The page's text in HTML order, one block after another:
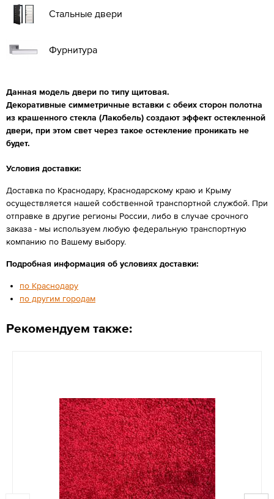
Стальные двери
Фурнитура
Данная модель двери по типу щитовая.
Декоративные симметричные вставки с обеих сторон полотна
из крашенного стекла (Лакобель) создают эффект остекленной
двери, при этом свет через такое остекление проникать не
будет.
Условия доставки:
Доставка по Краснодару, Краснодарскому краю и Крыму
осуществляется нашей собственной транспортной службой. При
отправке в другие регионы России, либо в случае срочного
заказа - мы используем любую федеральную транспортную
компанию по Вашему выбору.
Подробная информация об условиях доставки:
по Краснодару
по другим городам
Рекомендуем также: